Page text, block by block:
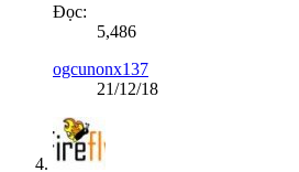
Đọc:
5,486
ogcunonx137
21/12/18